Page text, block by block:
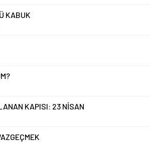
KABUK
KAPISI: 23 NİSAN